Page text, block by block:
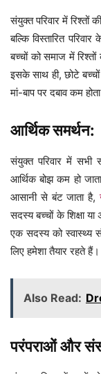
संयुक्त परिवार में रिश्तों
बल्कि विस्तारित
बच्चों को समाज में
इसके साथ ही, छोटे
मां-बाप पर दबाव कम
आर्थिक समर्थन:
संयुक्त परिवार में
आर्थिक बोझ कम हो
आसानी से बंट जाता है,
सदस्य बच्चों के शिक्षा
एक सदस्य को स्वास्थ्य
लिए हमेशा तैयार रहते हैं।
Also Read:
परंपराओं और